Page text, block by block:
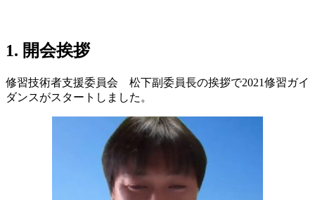
1. 開会挨拶
修習技術者支援委員会 松下副委員長の挨拶で2021修習ガイ
ダンスがスタートしました。